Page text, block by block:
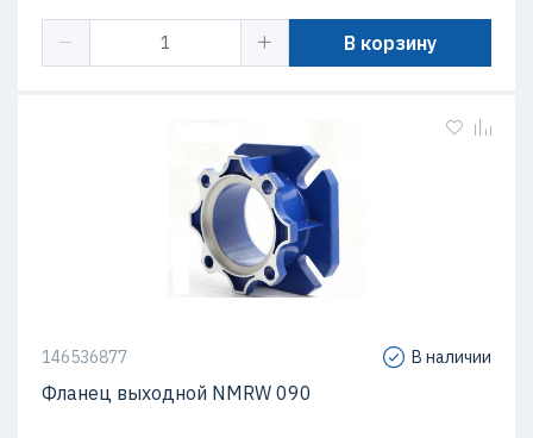
В корзину
146536877 В наличии
Фланец выходной NMRW 090